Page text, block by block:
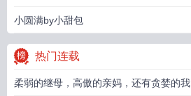
小圆满by小甜包
热门连载
柔弱的继母，高傲的亲妈，还有贪婪的我